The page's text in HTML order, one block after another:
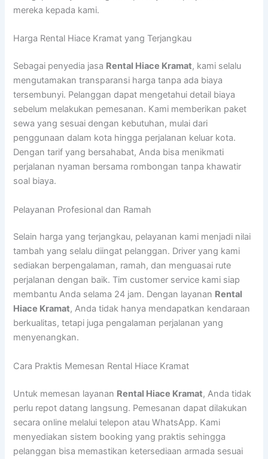
mereka kepada kami.
Harga Rental Hiace Kramat yang Terjangkau
Sebagai penyedia jasa Rental Hiace Kramat, kami selalu
mengutamakan transparansi harga tanpa ada biaya
tersembunyi. Pelanggan dapat mengetahui detail biaya
sebelum melakukan pemesanan. Kami memberikan paket
sewa yang sesuai dengan kebutuhan, mulai dari
penggunaan dalam kota hingga perjalanan keluar kota.
Dengan tarif yang bersahabat, Anda bisa menikmati
perjalanan nyaman bersama rombongan tanpa khawatir
soal biaya.
Pelayanan Profesional dan Ramah
Selain harga yang terjangkau, pelayanan kami menjadi nilai
tambah yang selalu diingat pelanggan. Driver yang kami
sediakan berpengalaman, ramah, dan menguasai rute
perjalanan dengan baik. Tim customer service kami siap
membantu Anda selama 24 jam. Dengan layanan Rental
Hiace Kramat, Anda tidak hanya mendapatkan kendaraan
berkualitas, tetapi juga pengalaman perjalanan yang
menyenangkan.
Cara Praktis Memesan Rental Hiace Kramat
Untuk memesan layanan Rental Hiace Kramat, Anda tidak
perlu repot datang langsung. Pemesanan dapat dilakukan
secara online melalui telepon atau WhatsApp. Kami
menyediakan sistem booking yang praktis sehingga
pelanggan bisa memastikan ketersediaan armada sesuai